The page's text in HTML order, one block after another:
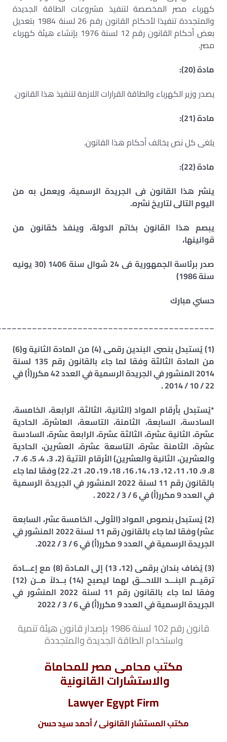
كهرباء مصر المخصصة لتنفيذ مشروعات الطاقة الجديدة
والمتجددة تنفيذا لأحكام القانون رقم 26 لسنة 1984 بتعديل
بعض أحكام القانون رقم 12 لسنة 1976 بإنشاء هيئة كهرباء
مصر.
مادة (20):
يصدر وزير الكهرباء والطاقة القرارات اللازمة لتنفيذ هذا القانون.
مادة (21):
يلغى كل نص يخالف أحكام هذا القانون.
مادة (22):
ينشر هذا القانون فى الجريدة الرسمية، ويعمل به من
اليوم التالى لتاريخ نشره.
يبصم هذا القانون بخاتم الدولة، وينفذ كقانون من
قوانينها،
صدر برئاسة الجمهورية فى 24 شوال سنة 1406 (30 يونيه
سنة 1986)
حسني مبارك
(1) يُستبدل بنصى البندين رقمى (4) من المادة الثانية و(6)
من المادة الثالثة وفقا لما جاء بالقانون رقم 135 لسنة
2014 المنشور في الجريدة الرسمية في العدد 42 مكرر(أ) في
22 / 10 / 2014 .
*يُستبدل بأرقام المواد (الثانية، الثالثة، الرابعة، الخامسة،
السادسة، السابعة، الثامنة، التاسعة، العاشرة، الحادية
عشرة، الثانية عشرة، الثالثة عشرة، الرابعة عشرة، السادسة
عشرة، الثامنة عشرة، التاسعة عشرة، العشرين، الحادية
والعشرين، الثانية والعشرين) الأرقام الآتية (2، 3، 4، 5، 6، 7،
8، 9، 10، 11، 12، 13، 14، 16، 18، 19، 20، 21، 22) وفقا لما جاء
بالقانون رقم 11 لسنة 2022 المنشور في الجريدة الرسمية
في العدد 9 مكرر(أ) في 6 / 3 / 2022 .
(2) يُستبدل بنصوص المواد (الأولى، الخامسة عشر، السابعة
عشر) وفقا لما جاء بالقانون رقم 11 لسنة 2022 المنشور في
الجريدة الرسمية في العدد 9 مكرر(أ) في 6 / 3 / 2022.
(3) يُضاف بندان برقمى (12، 13) إلى المـادة (8) مع إعـــادة
ترقيــم البنـــد اللاحـــق لهما ليصبح (14) بــدلاً مــن (12)
وفقا لما جاء بالقانون رقم 11 لسنة 2022 المنشور في
الجريدة الرسمية في العدد 9 مكرر(أ) في 6 / 3 / 2022
قانون رقم 102 لسنة 1986 بإصدار قانون هيئة تنمية
واستخدام الطاقة الجديدة والمتجددة
مكتب محامى مصر للمحاماة
والاستشارات القانونية
Lawyer Egypt Firm
مكتب المستشار القانونى / أحمد سيد حسن